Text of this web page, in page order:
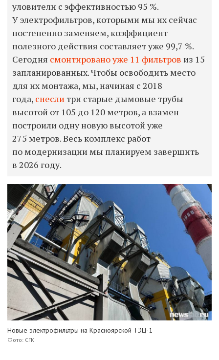
уловители с эффективностью 95 %.
У электрофильтров, которыми мы их сейчас
постепенно заменяем, коэффициент
полезного действия составляет уже 99,7 %.
Сегодня смонтировано уже 11 фильтров из 15
запланированных. Чтобы освободить место
для их монтажа, мы, начиная с 2018
года, снесли три старые дымовые трубы
высотой от 105 до 120 метров, а взамен
построили одну новую высотой уже
275 метров. Весь комплекс работ
по модернизации мы планируем завершить
в 2026 году.
Новые электрофильтры на Красноярской ТЭЦ-1
Фото: СГК